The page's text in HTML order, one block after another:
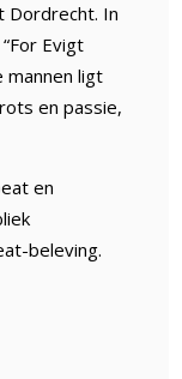
Dordrecht. In
Evigt
mannen ligt
en passie,
en
beleving.